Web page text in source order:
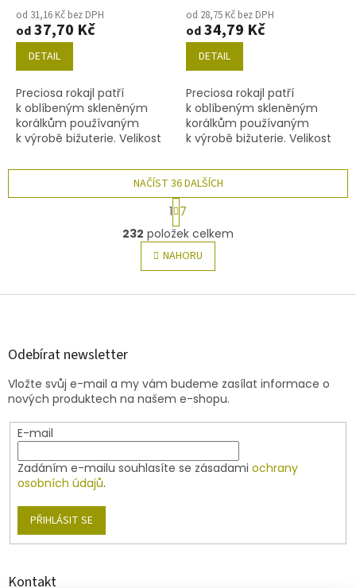
od 31,16 Kč bez DPH
od37,70 Kč
DETAIL
Preciosa rokajl patří
k oblíbeným skleněným
korálkům používaným
k výrobě bižuterie. Velikost
38319, obsah balení 20 g
(cca 1820 ks) nebo níže
uvedené.
od 28,75 Kč bez DPH
od34,79 Kč
DETAIL
Preciosa rokajl patří
k oblíbeným skleněným
korálkům používaným
k výrobě bižuterie. Velikost
38836, obsah balení 20 g
(cca 1820 ks) nebo níže
uvedené.
O
v
l
á
a
v
k
y
v
ý
i
NAČÍST 36 DALŠÍCH
S
t
r
á
n
k
v
1 7
232 položek celkem
NAHORU
Z
Odebírat newsletter
Vložte svůj e-mail a my vám budeme zasílat informace o
nových produktech na našem e-shopu.
E-mail
Zadáním e-mailu souhlasíte se zásadami ochrany
osobních údajů.
PŘIHLÁSIT SE
Kontakt